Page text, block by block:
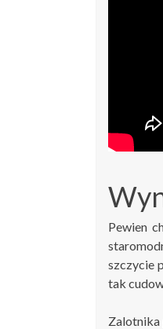
Pewien
szczycie
tak
Zalotnika